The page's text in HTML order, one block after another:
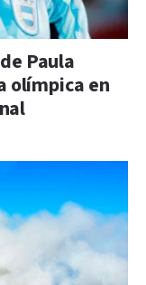
Paula
olímpica en